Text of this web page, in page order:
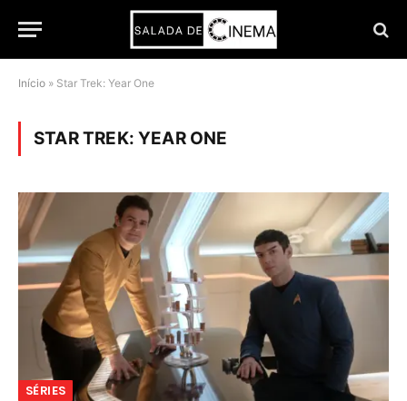
Início » Star Trek: Year One
STAR TREK: YEAR ONE
SÉRIES